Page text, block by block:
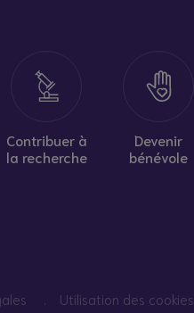
Contribuer à
la recherche
Devenir
bénévole
Utilisation des cookies